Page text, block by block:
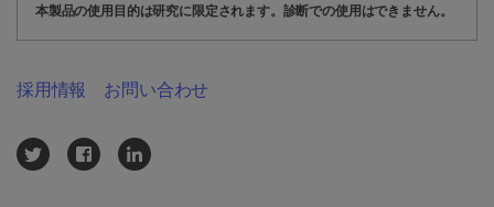
本製品の使用目的は研究に限定されます。診断での使用はできません。
採用情報 お問い合わせ